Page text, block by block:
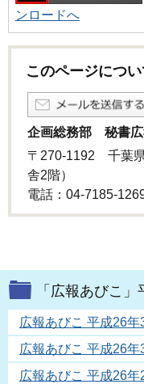
ンロードへ
このページにつ
企画総務部 秘書
〒270-1192 千葉
舎2階）
電話：04-7185-
「広報あびこ
広報あびこ 平成26
広報あびこ 平成26年
広報あびこ 平成26